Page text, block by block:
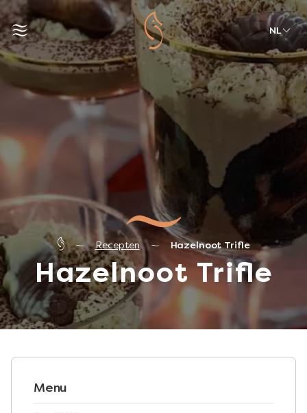
NL
Recepten Hazelnoot Trifle
Hazelnoot Trifle
Menu